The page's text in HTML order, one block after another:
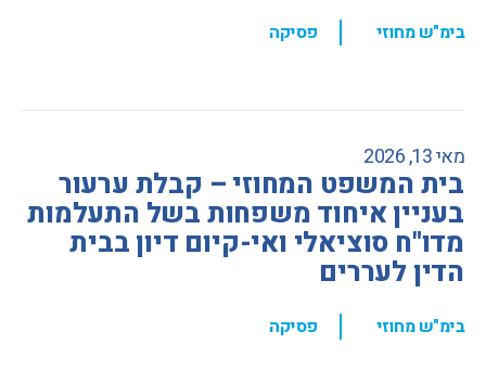
בימ"ש מחוזי , פסיקה
מאי 13, 2026
בית המשפט המחוזי – קבלת ערעור
בעניין איחוד משפחות בשל התעלמות
מדו"ח סוציאלי ואי-קיום דיון בבית
הדין לעררים
בימ"ש מחוזי , פסיקה